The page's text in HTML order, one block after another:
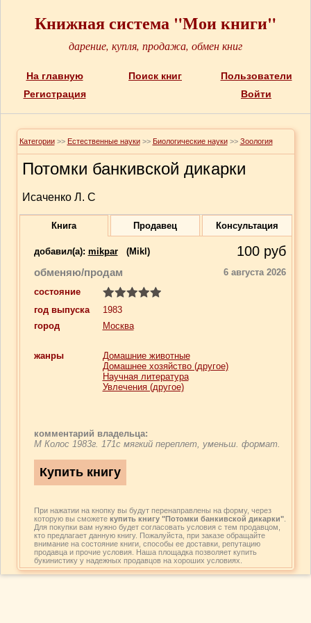
Книжная система "Мои книги"
дарение, купля, продажа, обмен книг
На главную Поиск книг
Пользователи
Регистрация
Войти
Категории >> Естественные науки >> Биологические науки >> Зоология
Потомки банкивской дикарки
Исаченко Л. С
Книга Продавец Консультация
добавил(a): mikpar (Mikl) 100 руб
обменяю/продам
6 августа 2026
состояние
год выпуска
1983
город
Москва
жанры
Домашние животные
Домашнее хозяйство (другое)
Научная литература
Увлечения (другое)
комментарий владельца:
М Колос 1983г. 171с мягкий переплет, уменьш. формат.
При нажатии на кнопку вы будут перенаправлены на форму, через
которую вы сможете купить книгу "Потомки банкивской дикарки".
Для покупки вам нужно будет согласовать условия с тем продавцом,
кто предлагает данную книгу. Пожалуйста, при заказе обращайте
внимание на состояние книги, способы ее доставки, репутацию
продавца и прочие условия. Наша площадка позволяет купить
букинистику у надежных продавцов на хороших условиях.